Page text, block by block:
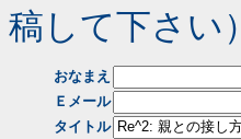
稿して下さい）
おなまえ
Ｅメール
タイトル